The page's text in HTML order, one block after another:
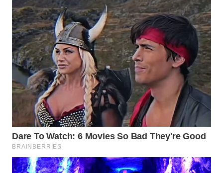
GORONTALO
WN
SULUT
WN
MALUKU
WN
MALUT
WN
DAIRI